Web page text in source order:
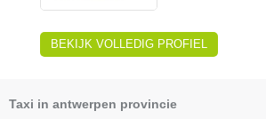
BEKIJK VOLLEDIG PROFIEL
Taxi in antwerpen provincie